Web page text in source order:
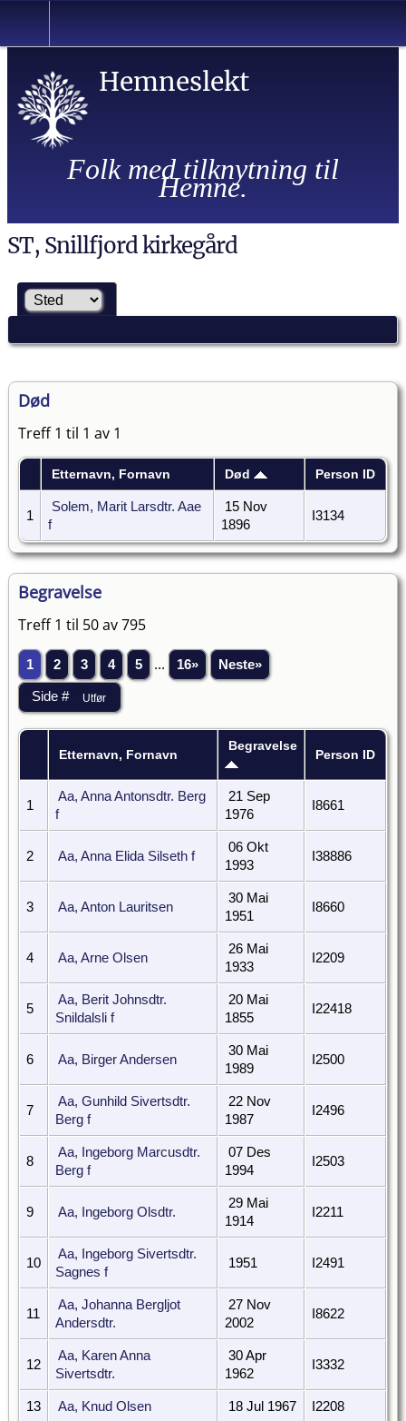
Hemneslekt
Folk med tilknytning til
Hemne.
ST, Snillfjord kirkegård
Død
Treff 1 til 1 av 1
Etternavn, Fornavn Død Person ID
1
Solem, Marit Larsdtr. Aae
f
15 Nov
1896
I3134
Begravelse
Treff 1 til 50 av 795
1 2 3 4 5 ... 16» Neste»
Etternavn, Fornavn
Begravelse
Person ID
1
Aa, Anna Antonsdtr. Berg
f
21 Sep
1976
I8661
2 Aa, Anna Elida Silseth f
06 Okt
1993
I38886
3 Aa, Anton Lauritsen
30 Mai
1951
I8660
4 Aa, Arne Olsen
26 Mai
1933
I2209
5
Aa, Berit Johnsdtr.
Snildalsli f
20 Mai
1855
I22418
6 Aa, Birger Andersen
30 Mai
1989
I2500
7
Aa, Gunhild Sivertsdtr.
Berg f
22 Nov
1987
I2496
8
Aa, Ingeborg Marcusdtr.
Berg f
07 Des
1994
I2503
9 Aa, Ingeborg Olsdtr.
29 Mai
1914
I2211
10
Aa, Ingeborg Sivertsdtr.
Sagnes f
1951 I2491
11
Aa, Johanna Bergljot
Andersdtr.
27 Nov
2002
I8622
12
Aa, Karen Anna
Sivertsdtr.
30 Apr
1962
I3332
13 Aa, Knud Olsen 18 Jul 1967 I2208